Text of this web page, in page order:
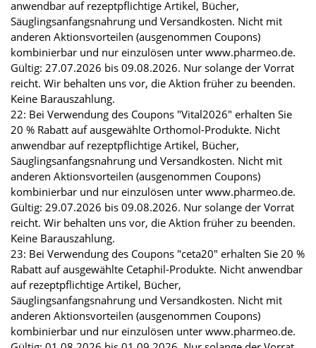
anwendbar auf rezeptpflichtige Artikel, Bücher,
Säuglingsanfangsnahrung und Versandkosten. Nicht mit
anderen Aktionsvorteilen (ausgenommen Coupons)
kombinierbar und nur einzulösen unter www.pharmeo.de.
Gültig: 27.07.2026 bis 09.08.2026. Nur solange der Vorrat
reicht. Wir behalten uns vor, die Aktion früher zu beenden.
Keine Barauszahlung.
22: Bei Verwendung des Coupons "Vital2026" erhalten Sie
20 % Rabatt auf ausgewählte Orthomol-Produkte. Nicht
anwendbar auf rezeptpflichtige Artikel, Bücher,
Säuglingsanfangsnahrung und Versandkosten. Nicht mit
anderen Aktionsvorteilen (ausgenommen Coupons)
kombinierbar und nur einzulösen unter www.pharmeo.de.
Gültig: 29.07.2026 bis 09.08.2026. Nur solange der Vorrat
reicht. Wir behalten uns vor, die Aktion früher zu beenden.
Keine Barauszahlung.
23: Bei Verwendung des Coupons "ceta20" erhalten Sie 20 %
Rabatt auf ausgewählte Cetaphil-Produkte. Nicht anwendbar
auf rezeptpflichtige Artikel, Bücher,
Säuglingsanfangsnahrung und Versandkosten. Nicht mit
anderen Aktionsvorteilen (ausgenommen Coupons)
kombinierbar und nur einzulösen unter www.pharmeo.de.